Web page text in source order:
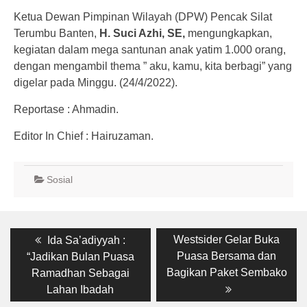
Ketua Dewan Pimpinan Wilayah (DPW) Pencak Silat
Terumbu Banten, H. Suci Azhi, SE, mengungkapkan,
kegiatan dalam mega santunan anak yatim 1.000 orang,
dengan mengambil thema ” aku, kamu, kita berbagi” yang
digelar pada Minggu. (24/4/2022).
Reportase : Ahmadin.
Editor In Chief : Hairuzaman.
Sosial
Post
navigation
Previous
post:
Ida Sa’adiyyah :
“Jadikan Bulan Puasa
Ramadhan Sebagai
Lahan Ibadah
Next
post:
Westsider Gelar Buka
Puasa Bersama dan
Bagikan Paket Sembako